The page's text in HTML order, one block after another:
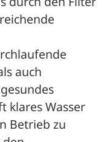
auch
klares Wasser
Betrieb zu